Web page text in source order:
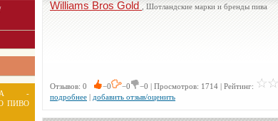
-
ПИВО
Williams Bros Gold , Шотландские марки и бренды пива
Отзывов: 0 −0 −0 −0 | Просмотров: 1714 | Рейтинг:
подробнее | добавить отзыв/оценить